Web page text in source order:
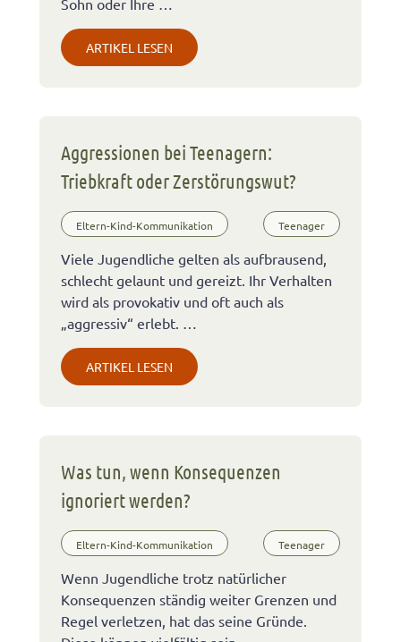
ARTIKEL LESEN
Aggressionen bei Teenagern:
Triebkraft oder Zerstörungswut?
Eltern-Kind-Kommunikation Teenager
Viele Jugendliche gelten als aufbrausend,
schlecht gelaunt und gereizt. Ihr Verhalten
wird als provokativ und oft auch als
„aggressiv“ erlebt. …
ARTIKEL LESEN
Was tun, wenn Konsequenzen
ignoriert werden?
Eltern-Kind-Kommunikation Teenager
Wenn Jugendliche trotz natürlicher
Konsequenzen ständig weiter Grenzen und
Regel verletzen, hat das seine Gründe.